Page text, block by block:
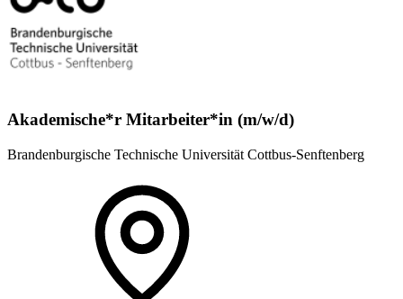
Akademische*r Mitarbeiter*in (m/w/d)
Brandenburgische Technische Universität Cottbus-Senftenberg